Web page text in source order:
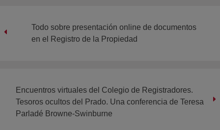
Todo sobre presentación online de documentos
en el Registro de la Propiedad
Encuentros virtuales del Colegio de Registradores.
Tesoros ocultos del Prado. Una conferencia de Teresa
Parladé Browne-Swinburne